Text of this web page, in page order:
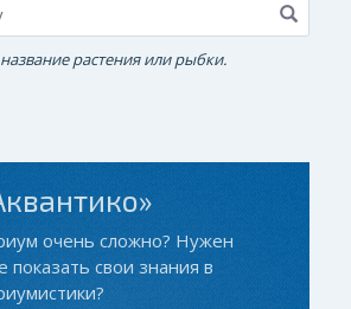
растения или рыбки.
очень сложно? Нужен
показать свои знания в